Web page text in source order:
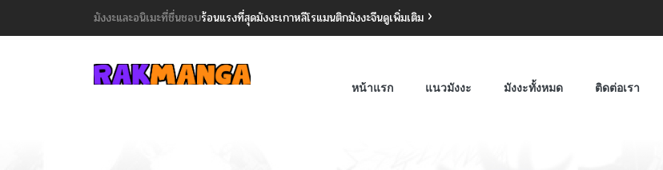
มังงะและอนิเมะที่ชื่นชอบร้อนแรงที่สุดมังงะเกาหลีโรแมนติกมังงะจีนดูเพิ่มเติม
หน้าแรก แนวมังงะ มังงะทั้งหมด ติดต่อเรา